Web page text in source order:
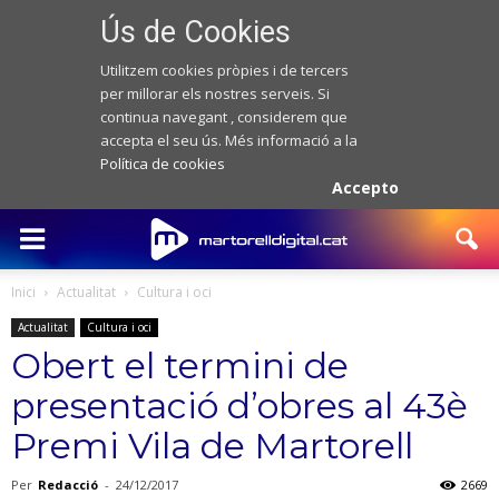
Ús de Cookies
Utilitzem cookies pròpies i de tercers
per millorar els nostres serveis. Si
continua navegant , considerem que
accepta el seu ús. Més informació a la
Política de cookies
Accepto
Inici Actualitat Cultura i oci
Actualitat Cultura i oci
Obert el termini de
presentació d’obres al 43è
Premi Vila de Martorell
Per Redacció - 24/12/2017 2669